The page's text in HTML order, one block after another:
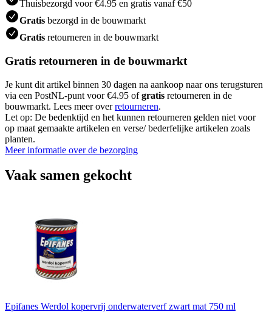
Thuisbezorgd voor €4.95 en gratis vanaf €50
Gratis bezorgd in de bouwmarkt
Gratis retourneren in de bouwmarkt
Gratis retourneren in de bouwmarkt
Je kunt dit artikel binnen 30 dagen na aankoop naar ons terugsturen
via een PostNL-punt voor €4.95 ofgratis retourneren in de
bouwmarkt. Lees meer overretourneren.
Let op: De bedenktijd en het kunnen retourneren gelden niet voor
op maat gemaakte artikelen en verse/ bederfelijke artikelen zoals
planten.
Meer informatie over de bezorging
Vaak samen gekocht
Epifanes Werdol kopervrij onderwaterverf zwart mat 750 ml